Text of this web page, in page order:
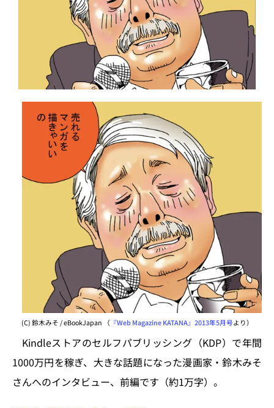
(C) 鈴木みそ / eBookJapan （ 『Web Magazine KATANA』2013年5月号より）
Kindleストアのセルフパブリッシング（KDP）で年間
1000万円を稼ぎ、大きな話題になった漫画家・鈴木みそ
さんへのインタビュー、前編です（約1万字）。